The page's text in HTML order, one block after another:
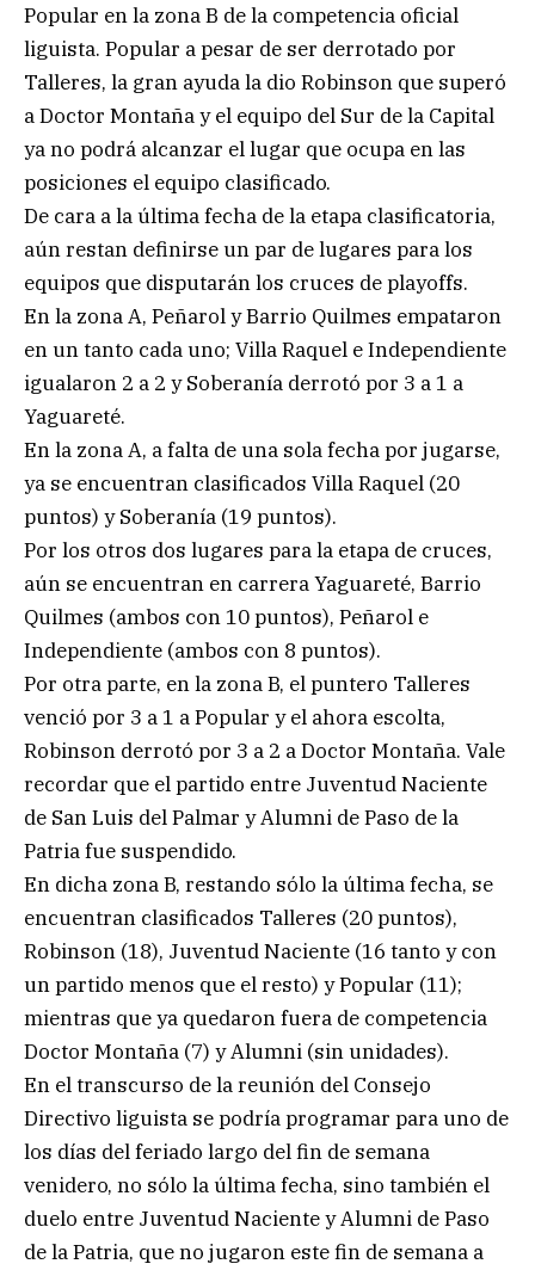
Popular en la zona B de la competencia oficial
liguista. Popular a pesar de ser derrotado por
Talleres, la gran ayuda la dio Robinson que superó
a Doctor Montaña y el equipo del Sur de la Capital
ya no podrá alcanzar el lugar que ocupa en las
posiciones el equipo clasificado.
De cara a la última fecha de la etapa clasificatoria,
aún restan definirse un par de lugares para los
equipos que disputarán los cruces de playoffs.
En la zona A, Peñarol y Barrio Quilmes empataron
en un tanto cada uno; Villa Raquel e Independiente
igualaron 2 a 2 y Soberanía derrotó por 3 a 1 a
Yaguareté.
En la zona A, a falta de una sola fecha por jugarse,
ya se encuentran clasificados Villa Raquel (20
puntos) y Soberanía (19 puntos).
Por los otros dos lugares para la etapa de cruces,
aún se encuentran en carrera Yaguareté, Barrio
Quilmes (ambos con 10 puntos), Peñarol e
Independiente (ambos con 8 puntos).
Por otra parte, en la zona B, el puntero Talleres
venció por 3 a 1 a Popular y el ahora escolta,
Robinson derrotó por 3 a 2 a Doctor Montaña. Vale
recordar que el partido entre Juventud Naciente
de San Luis del Palmar y Alumni de Paso de la
Patria fue suspendido.
En dicha zona B, restando sólo la última fecha, se
encuentran clasificados Talleres (20 puntos),
Robinson (18), Juventud Naciente (16 tanto y con
un partido menos que el resto) y Popular (11);
mientras que ya quedaron fuera de competencia
Doctor Montaña (7) y Alumni (sin unidades).
En el transcurso de la reunión del Consejo
Directivo liguista se podría programar para uno de
los días del feriado largo del fin de semana
venidero, no sólo la última fecha, sino también el
duelo entre Juventud Naciente y Alumni de Paso
de la Patria, que no jugaron este fin de semana a